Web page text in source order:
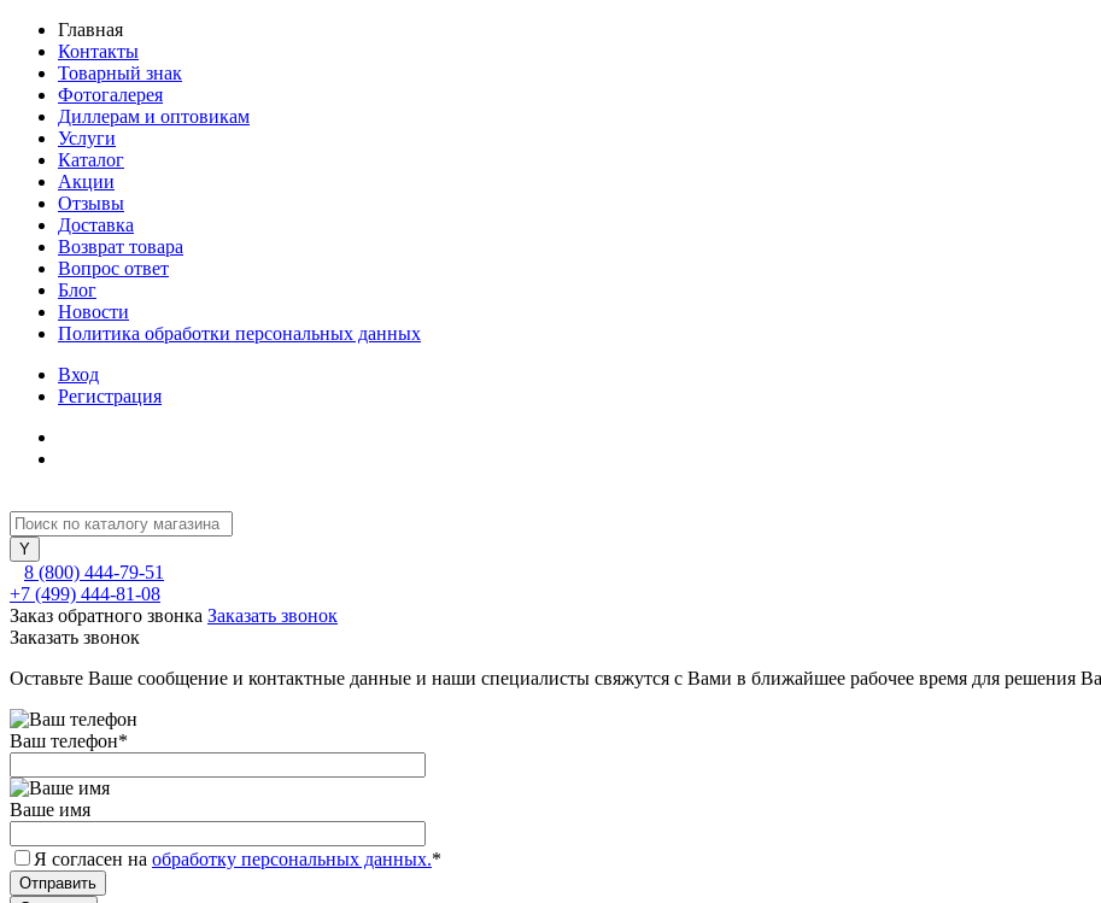
Главная
Контакты
Товарный знак
Фотогалерея
Диллерам и оптовикам
Услуги
Каталог
Акции
Отзывы
Доставка
Возврат товара
Вопрос ответ
Блог
Новости
Политика обработки персональных данных
Вход
Регистрация
8 (800) 444-79-51
+7 (499) 444-81-08
Заказ обратного звонка Заказать звонок
Заказать звонок
Оставьте Ваше сообщение и контактные данные и наши специалисты свяжутся с Вами в ближайшее рабочее время для решения
Ваш телефон*
Ваше имя
Я согласен на обработку персональных данных.*